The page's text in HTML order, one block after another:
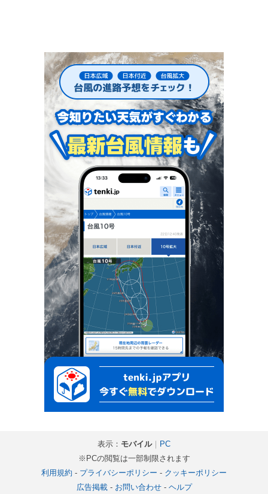
表示： モバイル｜ PC
※PCの閲覧は一部制限されます
利用規約 - プライバシーポリシー - クッキーポリシー
広告掲載- お問い合わせ- ヘルプ